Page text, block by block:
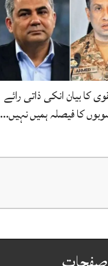
کا بیان انکی ذاتی رائے
کا فیصلہ ہمیں نہیں…